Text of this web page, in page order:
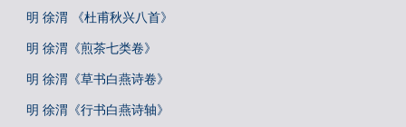
明 徐渭 《杜甫秋兴八首》
明 徐渭《煎茶七类卷》
明 徐渭《草书白燕诗卷》
明 徐渭《行书白燕诗轴》